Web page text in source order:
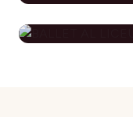
APOLO
EL MAGO
VICTÒRIA